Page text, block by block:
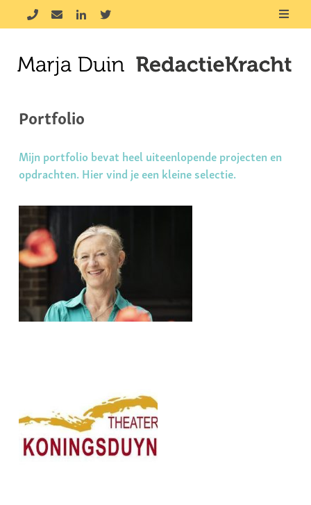
Portfolio
Mijn portfolio bevat heel uiteenlopende projecten en
opdrachten. Hier vind je een kleine selectie.